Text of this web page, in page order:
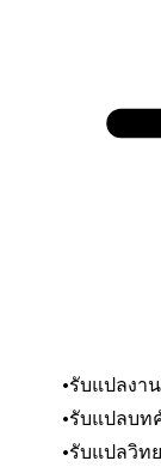
รับแปลงา
รับแปลบท
รับแปลวิท